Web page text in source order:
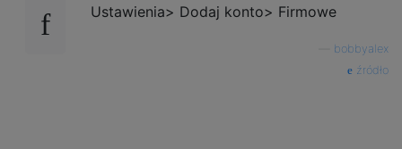
Ustawienia> Dodaj konto> Firmowe
bobbyalex
źródło